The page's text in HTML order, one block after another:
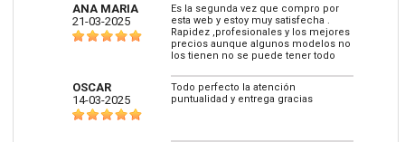
ANA MARIA
21-03-2025
Es la segunda vez que compro por
esta web y estoy muy satisfecha .
Rapidez ,profesionales y los mejores
precios aunque algunos modelos no
los tienen no se puede tener todo
OSCAR
14-03-2025
Todo perfecto la atención
puntualidad y entrega gracias